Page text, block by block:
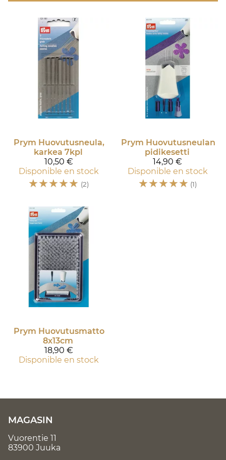
Prym Huovutusneula,
karkea 7kpl
10,50 €
Disponible en stock
☆☆☆☆☆ (2)
Prym Huovutusneulan
pidikesetti
14,90 €
Disponible en stock
☆☆☆☆☆ (1)
Prym Huovutusmatto
8x13cm
18,90 €
Disponible en stock
MAGASIN
Vuorentie 11
83900 Juuka